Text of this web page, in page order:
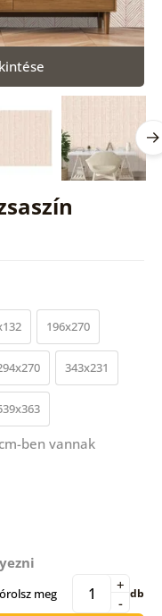
196x270
343x231
ben vannak
meg -
+ db